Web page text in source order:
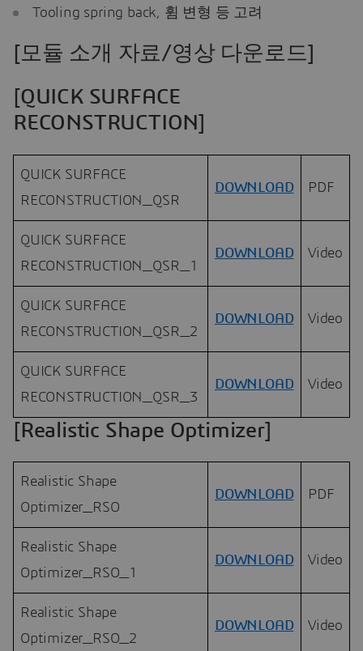
Tooling spring back, 휨 변형 등 고려
[모듈 소개 자료/영상 다운로드]
[QUICK SURFACE
RECONSTRUCTION]
QUICK SURFACE
RECONSTRUCTION_QSR
DOWNLOAD PDF
QUICK SURFACE
RECONSTRUCTION_QSR_1
DOWNLOAD Video
QUICK SURFACE
RECONSTRUCTION_QSR_2
DOWNLOAD Video
QUICK SURFACE
RECONSTRUCTION_QSR_3
DOWNLOAD Video
[Realistic Shape Optimizer]
Realistic Shape
Optimizer_RSO
DOWNLOAD PDF
Realistic Shape
Optimizer_RSO_1
DOWNLOAD Video
Realistic Shape
Optimizer_RSO_2
DOWNLOAD Video